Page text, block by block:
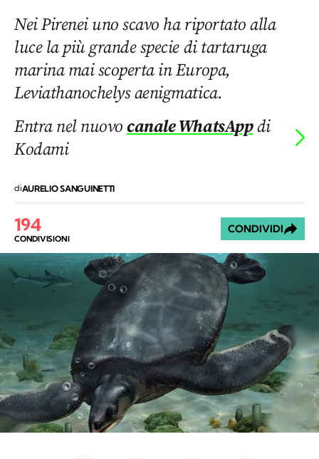
Nei Pirenei uno scavo ha riportato alla
luce la più grande specie di tartaruga
marina mai scoperta in Europa,
Leviathanochelys aenigmatica.
Entra nel nuovocanale WhatsAppdi
Kodami
diAURELIO SANGUINETTI
194
CONDIVISIONI
CONDIVIDI